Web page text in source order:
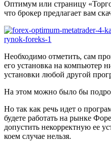
Оптимум или страницу
что брокер предлагает вам
Необходимо отметить, сам
его установка на компьютер
установки любой другой
На этом можно было бы
Но так как речь идет о
будете работать на рынке
допустить некорректную ее
коем случае нельзя.